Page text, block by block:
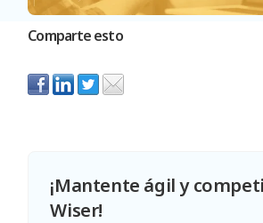
Comparte esto
¡Mantente ágil y
Wiser!